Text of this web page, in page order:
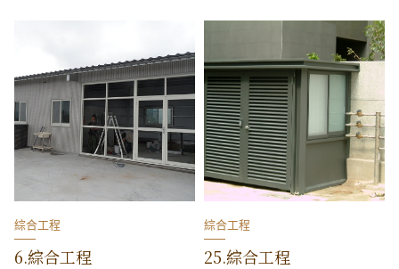
綜合工程
6.綜合工程
綜合工程
25.綜合工程